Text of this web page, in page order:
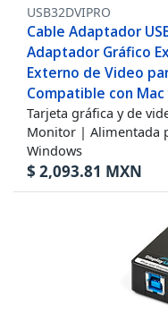
USB32DVIPRO
Cable Adaptador
Adaptador Gráfico
Externo de Video
Compatible con
Tarjeta gráfica y de
Monitor | Alimentada
Windows
$ 2,093.81 MXN